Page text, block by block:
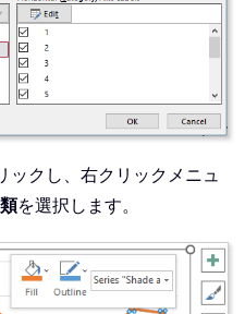
クし、右クリックメニュ
を選択します。